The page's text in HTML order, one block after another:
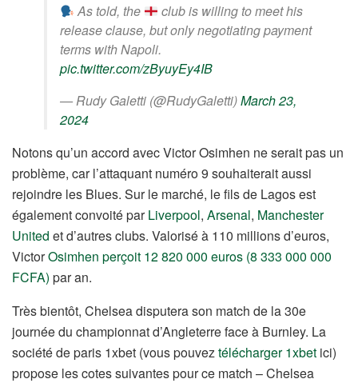
As told, the
club is willing to meet his
release clause, but only negotiating payment
terms with Napoli.
pic.twitter.com/zByuyEy4IB
— Rudy Galetti (@RudyGaletti)March 23,
2024
Notons qu’un accord avec Victor Osimhen ne serait pas un
problème, car l’attaquant numéro 9 souhaiterait aussi
rejoindre les Blues. Sur le marché, le fils de Lagos est
également convoité parLiverpool, Arsenal, Manchester
United et d’autres clubs. Valorisé à 110 millions d’euros,
VictorOsimhen perçoit 12 820 000 euros (8 333 000 000
FCFA) par an.
Très bientôt, Chelsea disputera son match de la 30e
journée du championnat d’Angleterre face à Burnley. La
société de paris 1xbet (vous pouveztélécharger 1xbet ici)
propose les cotes suivantes pour ce match – Chelsea